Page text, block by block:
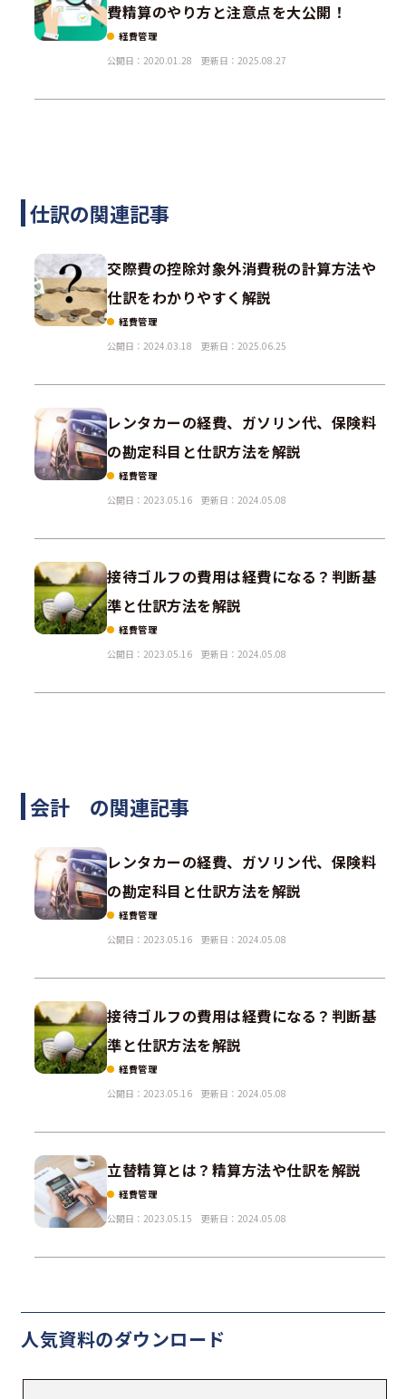
費精算のやり方と注意点を大公開！
経費管理
公開日：2020.01.28
更新日：2025.08.27
仕訳の関連記事
交際費の控除対象外消費税の計算方法や
仕訳をわかりやすく解説
経費管理
公開日：2024.03.18
更新日：2025.06.25
レンタカーの経費、ガソリン代、保険料
の勘定科目と仕訳方法を解説
経費管理
公開日：2023.05.16
更新日：2024.05.08
接待ゴルフの費用は経費になる？判断基
準と仕訳方法を解説
経費管理
公開日：2023.05.16
更新日：2024.05.08
会計 の関連記事
レンタカーの経費、ガソリン代、保険料
の勘定科目と仕訳方法を解説
経費管理
公開日：2023.05.16
更新日：2024.05.08
接待ゴルフの費用は経費になる？判断基
準と仕訳方法を解説
経費管理
公開日：2023.05.16
更新日：2024.05.08
立替精算とは？精算方法や仕訳を解説
経費管理
公開日：2023.05.15
更新日：2024.05.08
人気資料のダウンロード